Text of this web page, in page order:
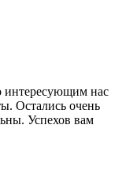
интересующим нас
Остались очень
Успехов вам